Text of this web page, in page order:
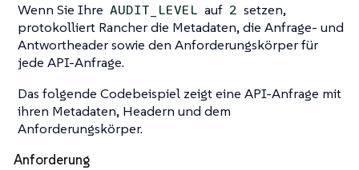
Wenn Sie Ihre AUDIT_LEVEL auf 2 setzen,
protokolliert Rancher die Metadaten, die Anfrage- und
Antwortheader sowie den Anforderungskörper für
jede API-Anfrage.
Das folgende Codebeispiel zeigt eine API-Anfrage mit
ihren Metadaten, Headern und dem
Anforderungskörper.
Anforderung